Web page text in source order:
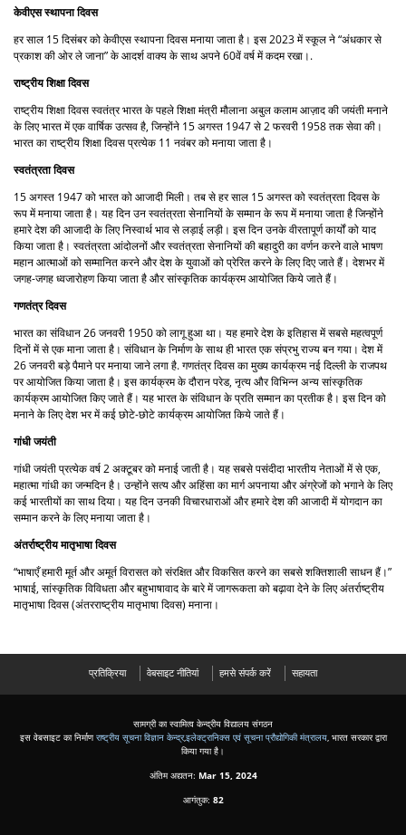
केवीएस स्थापना दिवस
हर साल 15 दिसंबर को केवीएस स्थापना दिवस मनाया जाता है। इस 2023 में स्कूल ने “अंधकार से
प्रकाश की ओर ले जाना” के आदर्श वाक्य के साथ अपने 60वें वर्ष में कदम रखा।.
राष्ट्रीय शिक्षा दिवस
राष्ट्रीय शिक्षा दिवस स्वतंत्र भारत के पहले शिक्षा मंत्री मौलाना अबुल कलाम आज़ाद की जयंती मनाने
के लिए भारत में एक वार्षिक उत्सव है, जिन्होंने 15 अगस्त 1947 से 2 फरवरी 1958 तक सेवा की।
भारत का राष्ट्रीय शिक्षा दिवस प्रत्येक 11 नवंबर को मनाया जाता है।
स्वतंत्रता दिवस
15 अगस्त 1947 को भारत को आजादी मिली। तब से हर साल 15 अगस्त को स्वतंत्रता दिवस के
रूप में मनाया जाता है। यह दिन उन स्वतंत्रता सेनानियों के सम्मान के रूप में मनाया जाता है जिन्होंने
हमारे देश की आजादी के लिए निस्वार्थ भाव से लड़ाई लड़ी। इस दिन उनके वीरतापूर्ण कार्यों को याद
किया जाता है। स्वतंत्रता आंदोलनों और स्वतंत्रता सेनानियों की बहादुरी का वर्णन करने वाले भाषण
महान आत्माओं को सम्मानित करने और देश के युवाओं को प्रेरित करने के लिए दिए जाते हैं। देशभर में
जगह-जगह ध्वजारोहण किया जाता है और सांस्कृतिक कार्यक्रम आयोजित किये जाते हैं।
गणतंत्र दिवस
भारत का संविधान 26 जनवरी 1950 को लागू हुआ था। यह हमारे देश के इतिहास में सबसे महत्वपूर्ण
दिनों में से एक माना जाता है। संविधान के निर्माण के साथ ही भारत एक संप्रभु राज्य बन गया। देश में
26 जनवरी बड़े पैमाने पर मनाया जाने लगा है. गणतंत्र दिवस का मुख्य कार्यक्रम नई दिल्ली के राजपथ
पर आयोजित किया जाता है। इस कार्यक्रम के दौरान परेड, नृत्य और विभिन्न अन्य सांस्कृतिक
कार्यक्रम आयोजित किए जाते हैं। यह भारत के संविधान के प्रति सम्मान का प्रतीक है। इस दिन को
मनाने के लिए देश भर में कई छोटे-छोटे कार्यक्रम आयोजित किये जाते हैं।
गांधी जयंती
गांधी जयंती प्रत्येक वर्ष 2 अक्टूबर को मनाई जाती है। यह सबसे पसंदीदा भारतीय नेताओं में से एक,
महात्मा गांधी का जन्मदिन है। उन्होंने सत्य और अहिंसा का मार्ग अपनाया और अंग्रेजों को भगाने के लिए
कई भारतीयों का साथ दिया। यह दिन उनकी विचारधाराओं और हमारे देश की आजादी में योगदान का
सम्मान करने के लिए मनाया जाता है।
अंतर्राष्ट्रीय मातृभाषा दिवस
“भाषाएँ हमारी मूर्त और अमूर्त विरासत को संरक्षित और विकसित करने का सबसे शक्तिशाली साधन हैं।”
भाषाई, सांस्कृतिक विविधता और बहुभाषावाद के बारे में जागरूकता को बढ़ावा देने के लिए अंतर्राष्ट्रीय
मातृभाषा दिवस (अंतरराष्ट्रीय मातृभाषा दिवस) मनाना।
प्रतिक्रिया वेबसाइट नीतियां हमसे संपर्क करें सहायता
सामग्री का स्वामित्व केन्द्रीय विद्यालय संगठन
इस वेबसाइट का निर्माणराष्ट्रीय सूचना विज्ञान केन्द्र,इलेक्ट्रानिक्स एवं सूचना प्रौद्योगिकी मंत्रालय, भारत सरकार द्वारा
किया गया है।
अंतिम अद्यतन: Mar 15, 2024
आगंतुक: 82